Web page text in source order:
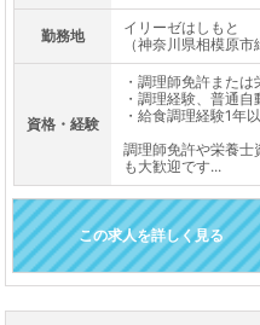
勤務地
イリーゼはしもと
（神奈川県相模原
資格・経験
・調理師免許または
・調理経験、普通
・給食調理経験1年
調理師免許や栄養士
も大歓迎です...
この求人を詳しく見る